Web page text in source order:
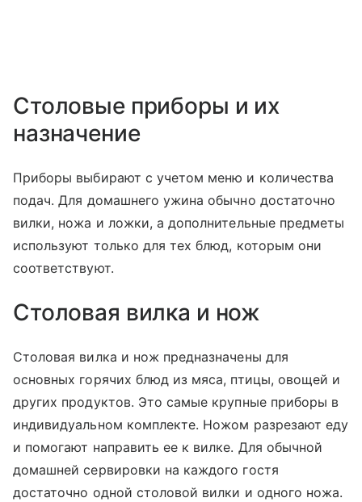
Столовые приборы и их
назначение
Приборы выбирают с учетом меню и количества
подач. Для домашнего ужина обычно достаточно
вилки, ножа и ложки, а дополнительные предметы
используют только для тех блюд, которым они
соответствуют.
Столовая вилка и нож
Столовая вилка и нож предназначены для
основных горячих блюд из мяса, птицы, овощей и
других продуктов. Это самые крупные приборы в
индивидуальном комплекте. Ножом разрезают еду
и помогают направить ее к вилке. Для обычной
домашней сервировки на каждого гостя
достаточно одной столовой вилки и одного ножа.